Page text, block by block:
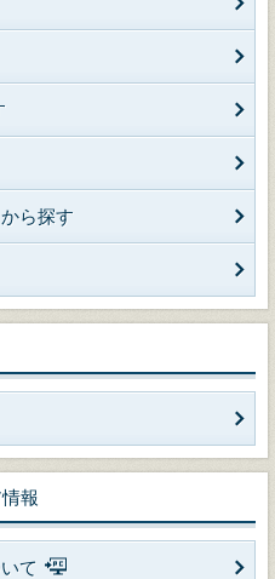
ら探す
報
て